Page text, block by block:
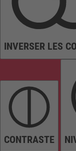
INVERSER LES
CONTRASTE